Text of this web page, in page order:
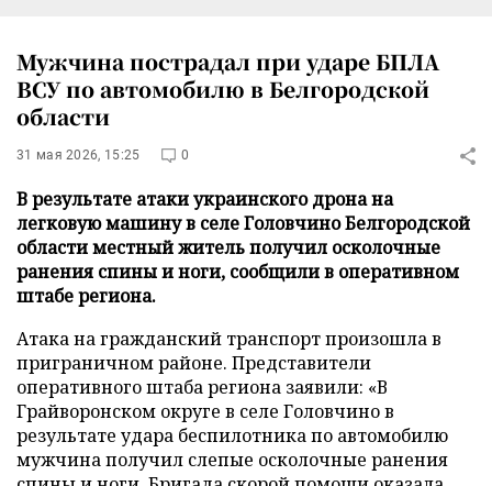
Мужчина пострадал при ударе БПЛА
ВСУ по автомобилю в Белгородской
области
31 мая 2026, 15:25 0
В результате атаки украинского дрона на
легковую машину в селе Головчино Белгородской
области местный житель получил осколочные
ранения спины и ноги, сообщили в оперативном
штабе региона.
Атака на гражданский транспорт произошла в
приграничном районе. Представители
оперативного штаба региона заявили: «В
Грайворонском округе в селе Головчино в
результате удара беспилотника по автомобилю
мужчина получил слепые осколочные ранения